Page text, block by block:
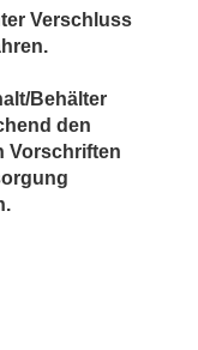
Verschluss
Behälter
den
Vorschriften